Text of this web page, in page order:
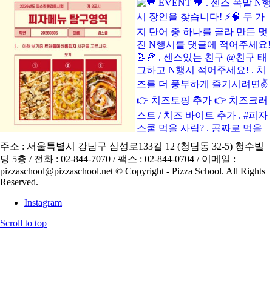
CS CENTER
Menu Menu
주소 : 서울특별시 강남구 삼성로133길 12 (청담동 32-5) 청수빌
딩 5층 / 전화 : 02-844-7070 / 팩스 : 02-844-0704 / 이메일 :
pizzaschool@pizzaschool.net © Copyright - Pizza School. All Rights
Reserved.
Instagram
Scroll to top